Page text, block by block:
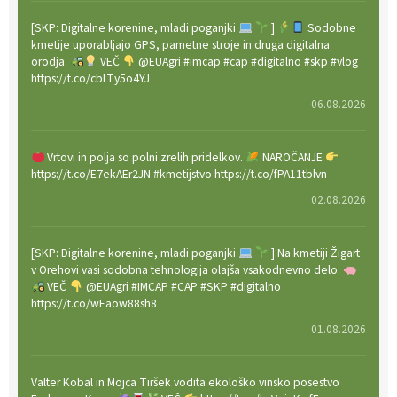
[SKP: Digitalne korenine, mladi poganjki ]
Sodobne
kmetije uporabljajo GPS, pametne stroje in druga digitalna
orodja.
VEČ
@EUAgri #imcap #cap #digitalno #skp #vlog
https://t.co/cbLTy5o4YJ
06.08.2026
Vrtovi in polja so polni zrelih pridelkov.
NAROČANJE
https://t.co/E7ekAEr2JN #kmetijstvo https://t.co/fPA11tblvn
02.08.2026
[SKP: Digitalne korenine, mladi poganjki
] Na kmetiji Žigart
v Orehovi vasi sodobna tehnologija olajša vsakodnevno delo.
VEČ
@EUAgri #IMCAP #CAP #SKP #digitalno
https://t.co/wEaow88sh8
01.08.2026
Valter Kobal in Mojca Tiršek vodita ekološko vinsko posestvo